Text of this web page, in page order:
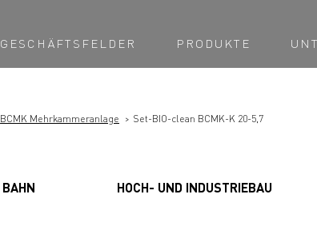
GESCHÄFTSFELDER PRODUKTE
BCMK Mehrkammeranlage Set-BIO-clean BCMK-K 20-5,7
BAHN HOCH- UND INDUSTRIEBAU